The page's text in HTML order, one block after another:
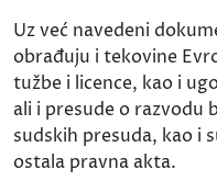
Uz već navedeni
obrađuju i tekovine
tužbe i licence, kao i
ali i presude o razvodu
sudskih presuda, kao i
ostala pravna akta.